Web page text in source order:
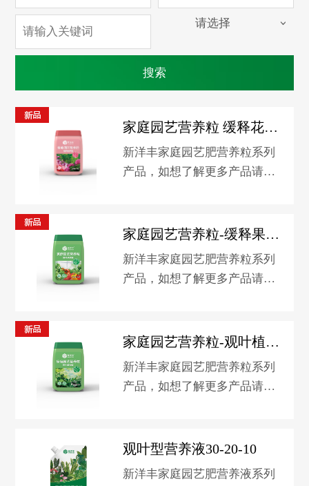
家庭园艺营养粒 缓释花卉型
新洋丰家庭园艺肥营养粒系列
产品，如想了解更多产品请关
家庭园艺营养粒-缓释果蔬型
新洋丰家庭园艺肥营养粒系列
产品，如想了解更多产品请关
家庭园艺营养粒-观叶植物型
新洋丰家庭园艺肥营养粒系列
产品，如想了解更多产品请关
观叶型营养液30-20-10
新洋丰家庭园艺肥营养液系列